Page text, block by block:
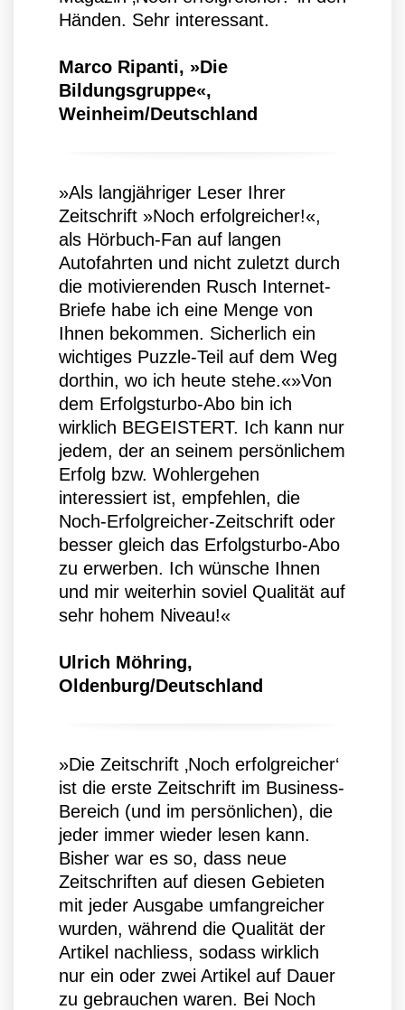
Händen. Sehr interessant.
Marco Ripanti, »Die
Bildungsgruppe«,
Weinheim/Deutschland
»Als langjähriger Leser Ihrer
Zeitschrift »Noch erfolgreicher!«,
als Hörbuch-Fan auf langen
Autofahrten und nicht zuletzt durch
die motivierenden Rusch Internet-
Briefe habe ich eine Menge von
Ihnen bekommen. Sicherlich ein
wichtiges Puzzle-Teil auf dem Weg
dorthin, wo ich heute stehe.«»Von
dem Erfolgsturbo-Abo bin ich
wirklich BEGEISTERT. Ich kann nur
jedem, der an seinem persönlichem
Erfolg bzw. Wohlergehen
interessiert ist, empfehlen, die
Noch-Erfolgreicher-Zeitschrift oder
besser gleich das Erfolgsturbo-Abo
zu erwerben. Ich wünsche Ihnen
und mir weiterhin soviel Qualität auf
sehr hohem Niveau!«
Ulrich Möhring,
Oldenburg/Deutschland
»Die Zeitschrift ‚Noch erfolgreicher‘
ist die erste Zeitschrift im Business-
Bereich (und im persönlichen), die
jeder immer wieder lesen kann.
Bisher war es so, dass neue
Zeitschriften auf diesen Gebieten
mit jeder Ausgabe umfangreicher
wurden, während die Qualität der
Artikel nachliess, sodass wirklich
nur ein oder zwei Artikel auf Dauer
zu gebrauchen waren. Bei Noch